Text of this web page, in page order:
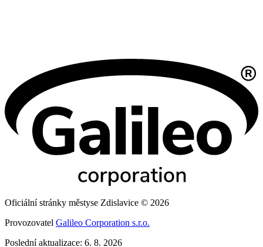
Oficiální stránky městyse Zdislavice © 2026
Provozovatel Galileo Corporation s.r.o.
Poslední aktualizace: 6. 8. 2026